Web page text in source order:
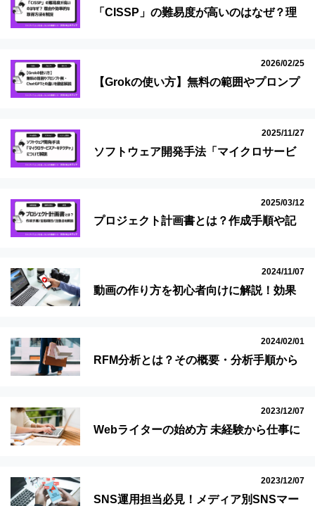
「CISSP」の難易度が高いのはなぜ？理
2026/02/25
【Grokの使い方】無料の範囲やプロンプ
2025/11/27
ソフトウェア開発手法「マイクロサービ
2025/03/12
プロジェクト計画書とは？作成手順や記
2024/11/07
動画の作り方を初心者向けに解説！効果
2024/02/01
RFM分析とは？その概要・分析手順から
2023/12/07
Webライターの始め方 未経験から仕事に
2023/12/07
SNS運用担当必見！メディア別SNSマー